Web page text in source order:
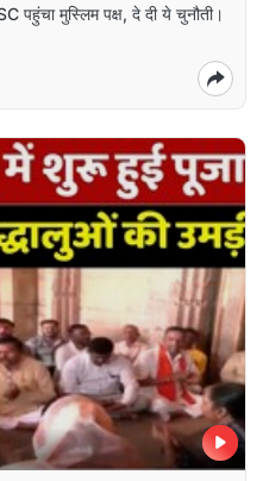
पहुंचा मुस्लिम पक्ष, दे दी ये चुनौती।